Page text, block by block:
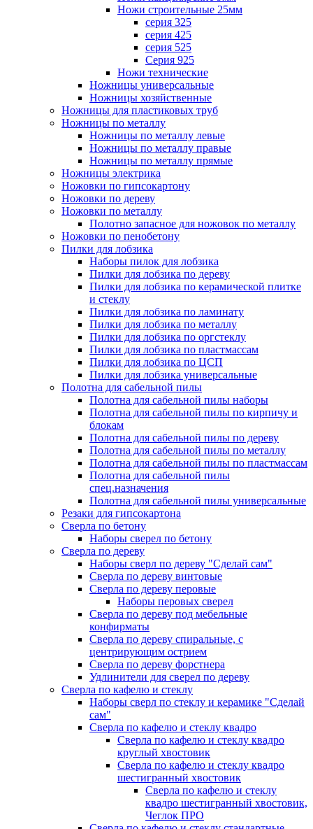
Ножи строительные 25мм
серия 325
серия 425
серия 525
Серия 925
Ножи технические
Ножницы универсальные
Ножницы хозяйственные
Ножницы для пластиковых труб
Ножницы по металлу
Ножницы по металлу левые
Ножницы по металлу правые
Ножницы по металлу прямые
Ножницы электрика
Ножовки по гипсокартону
Ножовки по дереву
Ножовки по металлу
Полотно запасное для ножовок по металлу
Ножовки по пенобетону
Пилки для лобзика
Наборы пилок для лобзика
Пилки для лобзика по дереву
Пилки для лобзика по керамической плитке
и стеклу
Пилки для лобзика по ламинату
Пилки для лобзика по металлу
Пилки для лобзика по оргстеклу
Пилки для лобзика по пластмассам
Пилки для лобзика по ЦСП
Пилки для лобзика универсальные
Полотна для сабельной пилы
Полотна для сабельной пилы наборы
Полотна для сабельной пилы по кирпичу и
блокам
Полотна для сабельной пилы по дереву
Полотна для сабельной пилы по металлу
Полотна для сабельной пилы по пластмассам
Полотна для сабельной пилы
спец.назначения
Полотна для сабельной пилы универсальные
Резаки для гипсокартона
Сверла по бетону
Наборы сверел по бетону
Сверла по дереву
Наборы сверл по дереву "Сделай сам"
Сверла по дереву винтовые
Сверла по дереву перовые
Наборы перовых сверел
Сверла по дереву под мебельные
конфирматы
Сверла по дереву спиральные, с
центрирующим острием
Сверла по дереву форстнера
Удлинители для сверел по дереву
Сверла по кафелю и стеклу
Наборы сверл по стеклу и керамике "Сделай
сам"
Сверла по кафелю и стеклу квадро
Сверла по кафелю и стеклу квадро
круглый хвостовик
Сверла по кафелю и стеклу квадро
шестигранный хвостовик
Сверла по кафелю и стеклу
квадро шестигранный хвостовик,
Чеглок ПРО